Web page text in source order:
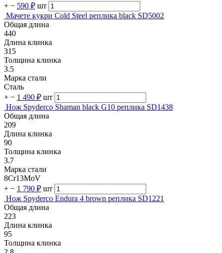
+ − 590 ₽ шт
Мачете кукри Cold Steel реплика black SD5002
Общая длина
440
Длина клинка
315
Толщина клинка
3.5
Марка стали
Сталь
+ − 1 490 ₽ шт
Нож Spyderco Shaman black G10 реплика SD1438
Общая длина
209
Длина клинка
90
Толщина клинка
3.7
Марка стали
8Cr13MoV
+ − 1 790 ₽ шт
Нож Spyderco Endura 4 brown реплика SD1221
Общая длина
223
Длина клинка
95
Толщина клинка